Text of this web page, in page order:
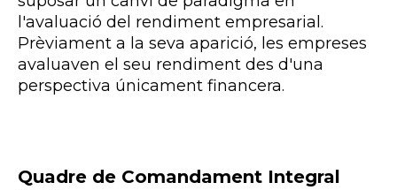
l'avaluació del rendiment empresarial.
Prèviament a la seva aparició, les empreses
avaluaven el seu rendiment des d'una
perspectiva únicament financera.
Quadre de Comandament Integral